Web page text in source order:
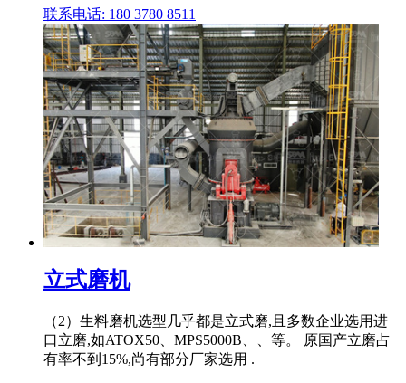
联系电话: 180 3780 8511
立式磨机
（2）生料磨机选型几乎都是立式磨,且多数企业选用进
口立磨,如ATOX50、MPS5000B、、等。 原国产立磨占
有率不到15%,尚有部分厂家选用 .